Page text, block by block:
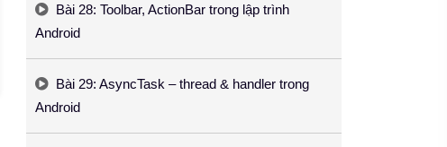
Bài 28: Toolbar, ActionBar trong lập trình
Android
Bài 29: AsyncTask – thread & handler trong
Android